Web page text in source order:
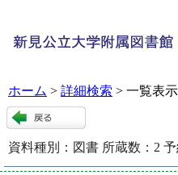
ホーム > 詳細検索 > 一覧表
資料種別： 図書 所蔵数： 2 予